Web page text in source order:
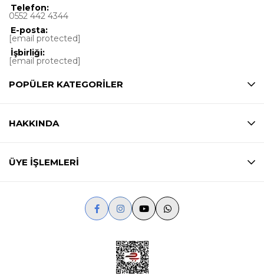
Telefon:
0552 442 4344
E-posta:
[email protected]
İşbirliği:
[email protected]
POPÜLER KATEGORİLER
HAKKINDA
ÜYE İŞLEMLERİ